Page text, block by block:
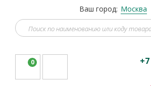
Ваш город: Москва
0